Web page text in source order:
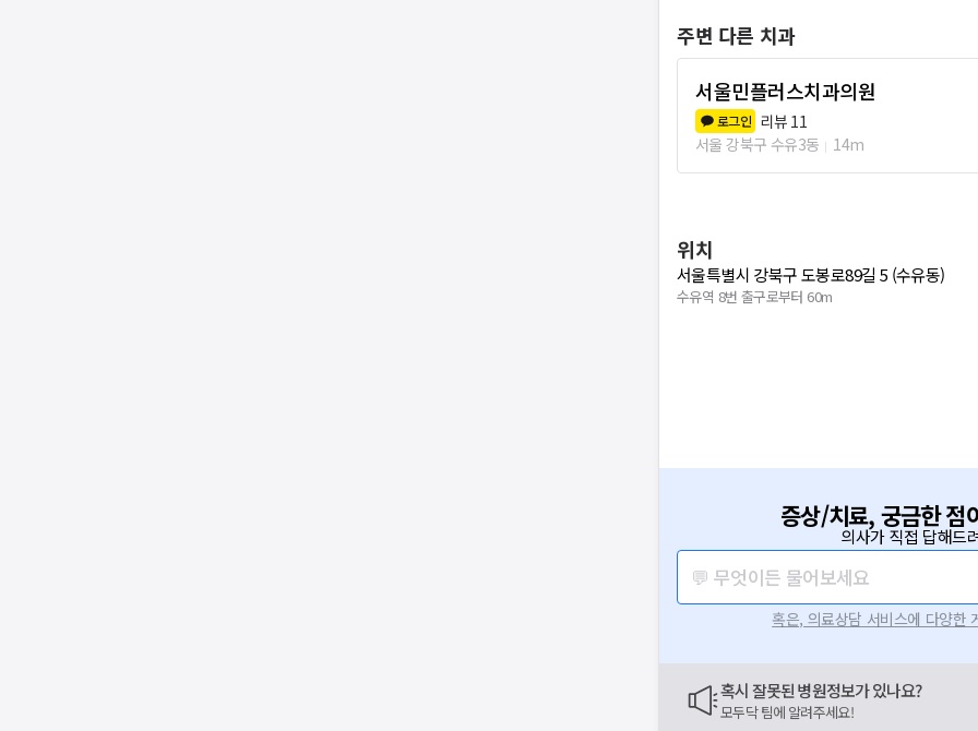
주변 다른 치과
서울민플러스치과의원
로그인 리뷰 11
서울 강북구 수유3동
14m
위치
서울특별시 강북구 도봉로89길 5 (수유동)
수유역 8번 출구로부터 60m
증상/치료, 궁금한 점
의사가 직접 답해드
💬 무엇이든 물어보세요
혹은, 의료상담 서비스에 다양한
혹시 잘못된 병원정보가 있나요?
모두닥 팀에 알려주세요!